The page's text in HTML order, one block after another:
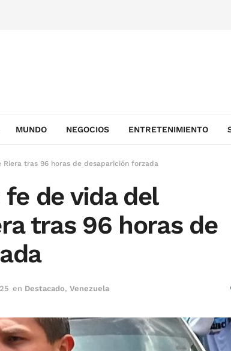
MUNDO NEGOCIOS ENTRETENIMIENTO
tras 96 horas de desaparición forzada
de vida del
tras 96 horas de
en Destacado,Venezuela